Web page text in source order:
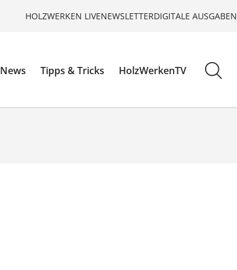
HOLZWERKEN LIVENEWSLETTERDIGITALE AUSGABEN
News Tipps & Tricks HolzWerkenTV